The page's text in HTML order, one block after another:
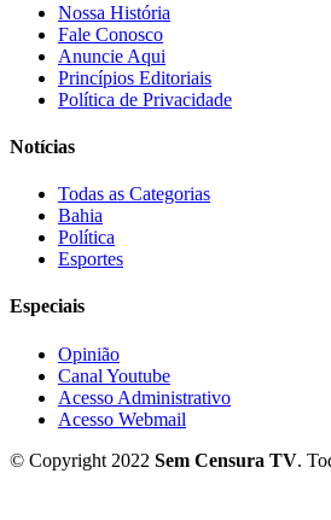
Nossa História
Fale Conosco
Anuncie Aqui
Princípios Editoriais
Política de Privacidade
Notícias
Todas as Categorias
Bahia
Política
Esportes
Especiais
Opinião
Canal Youtube
Acesso Administrativo
Acesso Webmail
© Copyright 2022 Sem Censura TV.